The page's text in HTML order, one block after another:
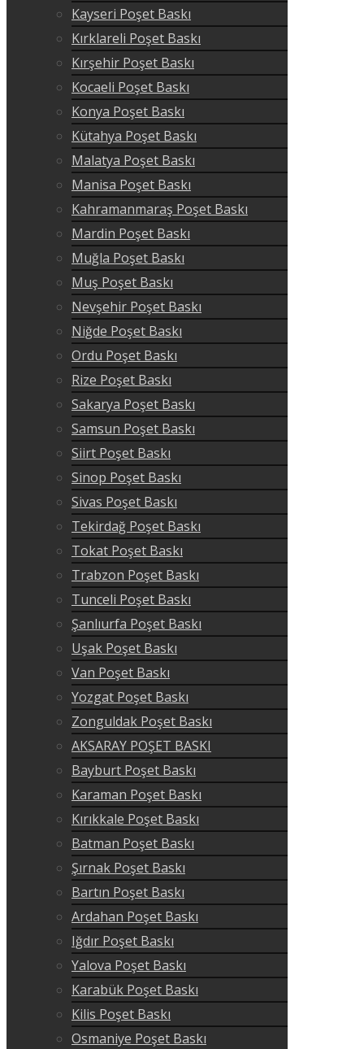
Kayseri Poşet Baskı
Kırklareli Poşet Baskı
Kırşehir Poşet Baskı
Kocaeli Poşet Baskı
Konya Poşet Baskı
Kütahya Poşet Baskı
Malatya Poşet Baskı
Manisa Poşet Baskı
Kahramanmaraş Poşet Baskı
Mardin Poşet Baskı
Muğla Poşet Baskı
Muş Poşet Baskı
Nevşehir Poşet Baskı
Niğde Poşet Baskı
Ordu Poşet Baskı
Rize Poşet Baskı
Sakarya Poşet Baskı
Samsun Poşet Baskı
Siirt Poşet Baskı
Sinop Poşet Baskı
Sivas Poşet Baskı
Tekirdağ Poşet Baskı
Tokat Poşet Baskı
Trabzon Poşet Baskı
Tunceli Poşet Baskı
Şanlıurfa Poşet Baskı
Uşak Poşet Baskı
Van Poşet Baskı
Yozgat Poşet Baskı
Zonguldak Poşet Baskı
AKSARAY POŞET BASKI
Bayburt Poşet Baskı
Karaman Poşet Baskı
Kırıkkale Poşet Baskı
Batman Poşet Baskı
Şırnak Poşet Baskı
Bartın Poşet Baskı
Ardahan Poşet Baskı
Iğdır Poşet Baskı
Yalova Poşet Baskı
Karabük Poşet Baskı
Kilis Poşet Baskı
Osmaniye Poşet Baskı